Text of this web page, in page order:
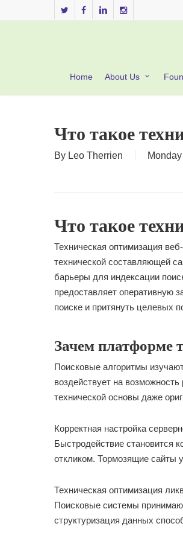
to
twitter facebooklinkedininstagram
Home About Us
Что такое
By Leo Therrien
Что такое
Техническая оптимизация
технической составляющей
барьеры для индексации
предоставляет оперативную
поиске и притянуть целевых
Зачем платформе
Поисковые алгоритмы
воздействует на
технической основы даже
Корректная настройка
Быстродействие становится
откликом. Тормозящие сайты
Техническая оптимизация
Поисковые системы
структуризация данных